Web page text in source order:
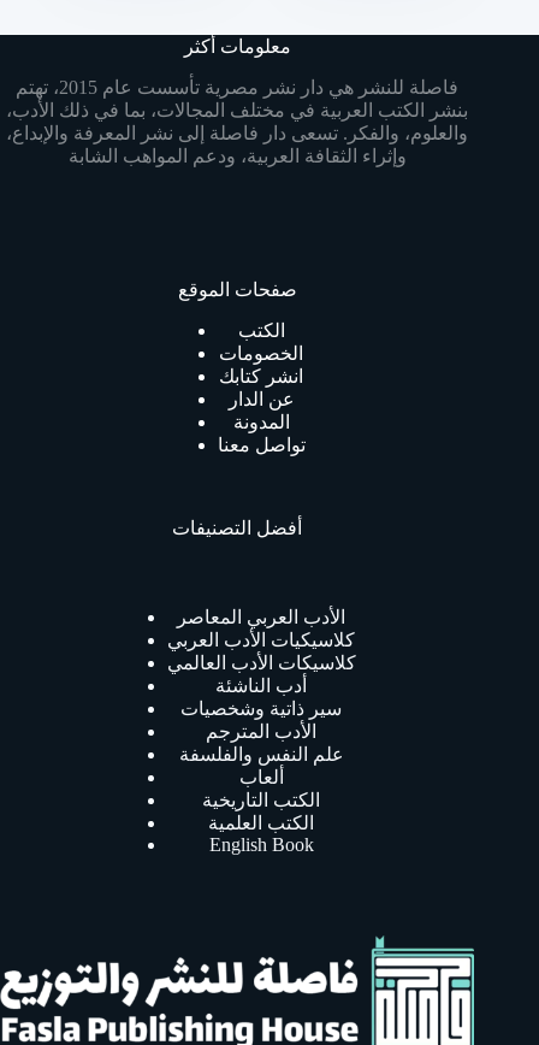
معلومات أكثر
فاصلة للنشر هي دار نشر مصرية تأسست عام 2015، تهتم
بنشر الكتب العربية في مختلف المجالات، بما في ذلك الأدب،
والعلوم، والفكر. تسعى دار فاصلة إلى نشر المعرفة والإبداع،
وإثراء الثقافة العربية، ودعم المواهب الشابة
صفحات الموقع
الكتب
الخصومات
انشر كتابك
عن الدار
المدونة
تواصل معنا
أفضل التصنيفات
الأدب العربي المعاصر
كلاسيكيات الأدب العربي
كلاسيكات الأدب العالمي
أدب الناشئة
سير ذاتية وشخصيات
الأدب المترجم
علم النفس والفلسفة
ألعاب
الكتب التاريخية
الكتب العلمية
English Book